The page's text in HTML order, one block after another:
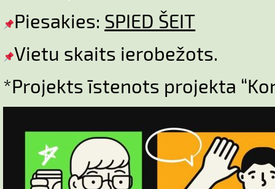
Piesakies: SPIED ŠEIT
Vietu skaits ierobežots.
*Projekts īstenots projekta